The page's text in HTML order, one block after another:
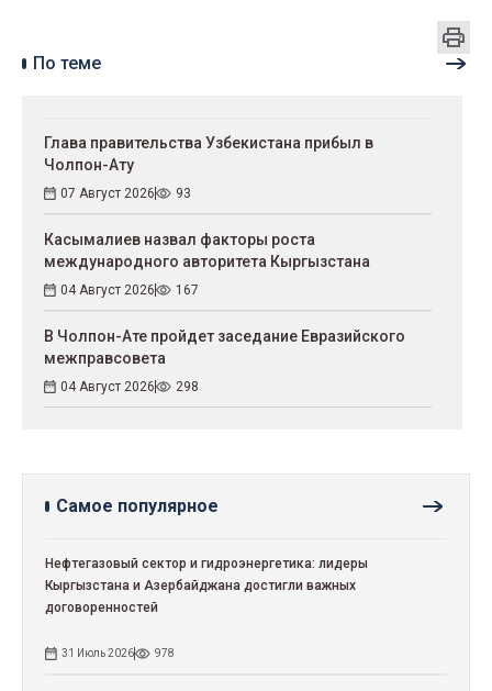
По теме
Глава правительства Узбекистана прибыл в
Чолпон-Ату
07 Август 2026 93
Касымалиев назвал факторы роста
международного авторитета Кыргызстана
04 Август 2026 167
В Чолпон-Ате пройдет заседание Евразийского
межправсовета
04 Август 2026 298
Самое популярное
Нефтегазовый сектор и гидроэнергетика: лидеры
Кыргызстана и Азербайджана достигли важных
договоренностей
31 Июль 2026 978